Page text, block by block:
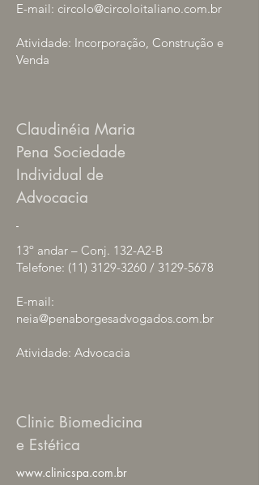
E-mail: circolo@circoloitaliano.com.br
Atividade: Incorporação, Construção e
Venda
Claudinéia Maria
Pena Sociedade
Individual de
Advocacia
-
13º andar – Conj. 132-A2-B
Telefone: (11) 3129-3260 / 3129-5678
E-mail:
neia@penaborgesadvogados.com.br
Atividade: Advocacia
Clinic Biomedicina
e Estética
www.clinicspa.com.br